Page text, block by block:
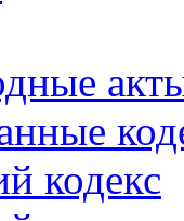
кодекс